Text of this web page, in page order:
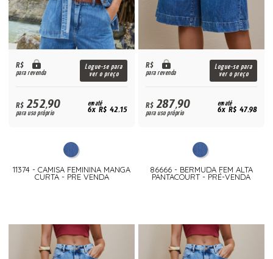
R$
para revenda
Logue-se para
ver o preço
R$252,90
para uso próprio
em até
6x R$ 42,15
11374 - CAMISA FEMININA MANGA
CURTA - PRE VENDA
R$
para revenda
Logue-se para
ver o preço
R$287,90
para uso próprio
em até
6x R$ 47,98
86666 - BERMUDA FEM ALTA
PANTACOURT - PRÉ-VENDA